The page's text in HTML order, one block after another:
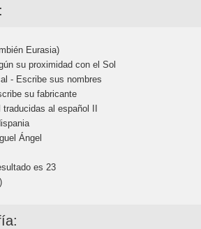
Eurasia)
su proximidad con el Sol
- Escribe sus nombres
su fabricante
al español II
Ángel
es 23